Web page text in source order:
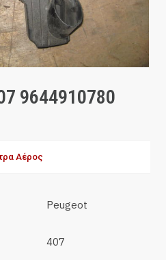
9644910780
Αέρος
Peugeot
407